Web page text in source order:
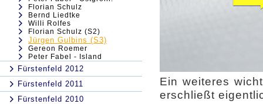
Florian Schulz
Bernd Liedtke
Willi Rolfes
Florian Schulz (S2)
Jürgen Gulbins (S3)
Gereon Roemer
Peter Fabel - Island
Fürstenfeld 2012
Fürstenfeld 2011
Fürstenfeld 2010
Ein weiteres
erschließt